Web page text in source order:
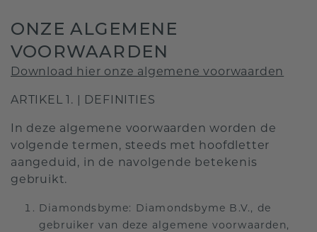
ONZE ALGEMENE
VOORWAARDEN
Download hier onze algemene voorwaarden
ARTIKEL 1. | DEFINITIES
In deze algemene voorwaarden worden de
volgende termen, steeds met hoofdletter
aangeduid, in de navolgende betekenis
gebruikt.
Diamondsbyme: Diamondsbyme B.V., de
gebruiker van deze algemene voorwaarden,